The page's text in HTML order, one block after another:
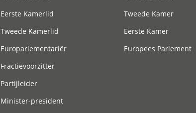
Eerste Kamerlid
Tweede Kamerlid
Europarlementariër
Fractievoorzitter
Partijleider
Minister-president
Tweede Kamer
Eerste Kamer
Europees Parlement